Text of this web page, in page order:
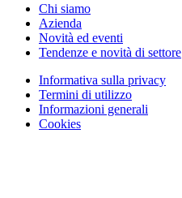
Chi siamo
Azienda
Novità ed eventi
Tendenze e novità di settore
Informativa sulla privacy
Termini di utilizzo
Informazioni generali
Cookies